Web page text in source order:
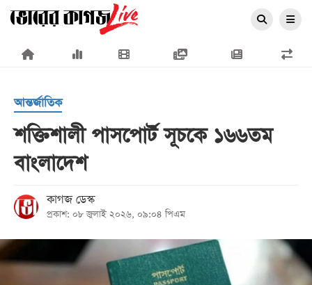
×
প্রচ্ছদ
জাতীয়
রাজনীতি
আন্তর্জাতিক
শক্তিশালী পাসপোর্ট সূচকে ১৬৬তম
বাংলাদেশ
কাগজ ডেস্ক
প্রকাশ: ০৮ জুলাই ২০২৬, ০৯:০৪ পিএম